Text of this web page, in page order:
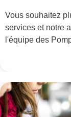
Vous souhaitez
services et notre
l'équipe des